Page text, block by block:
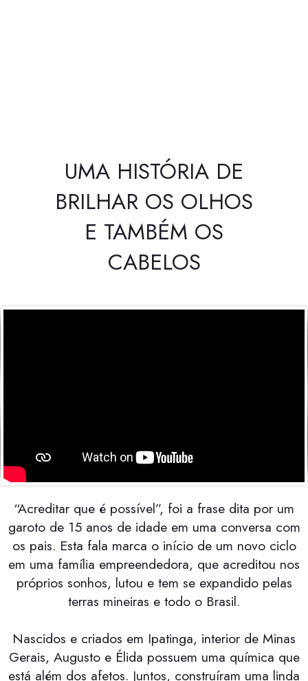
UMA HISTÓRIA DE
BRILHAR OS OLHOS
E TAMBÉM OS
CABELOS
“Acreditar que é possível”, foi a frase dita por um
garoto de 15 anos de idade em uma conversa com
os pais. Esta fala marca o início de um novo ciclo
em uma família empreendedora, que acreditou nos
próprios sonhos, lutou e tem se expandido pelas
terras mineiras e todo o Brasil.
Nascidos e criados em Ipatinga, interior de Minas
Gerais, Augusto e Élida possuem uma química que
está além dos afetos. Juntos, construíram uma linda